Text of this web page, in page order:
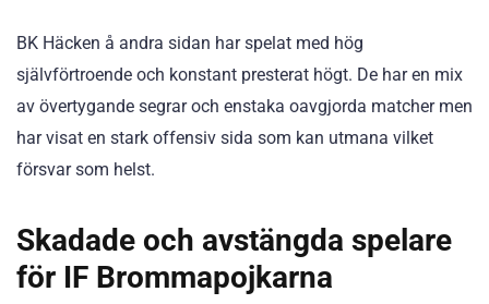
BK Häcken å andra sidan har spelat med hög
självförtroende och konstant presterat högt. De har en mix
av övertygande segrar och enstaka oavgjorda matcher men
har visat en stark offensiv sida som kan utmana vilket
försvar som helst.
Skadade och avstängda spelare
för IF Brommapojkarna